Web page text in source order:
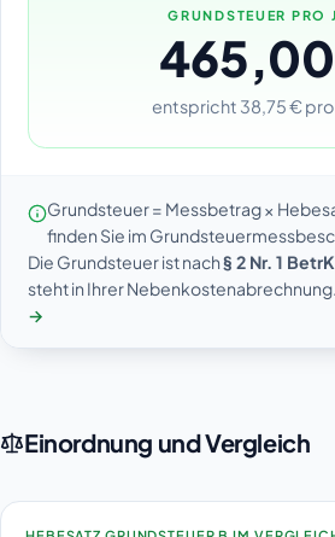
GRUNDSTEUER PRO
entspricht 38,75 € pro
Grundsteuer = Messbetrag ×
finden Sie im
Die Grundsteuer ist nach§ 2 Nr. 1
steht in Ihrer
→
Einordnung und Vergleich